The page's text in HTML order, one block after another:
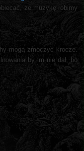
że muzykę robimy
mogą zmoczyć krocze.
by im nie dał, bo